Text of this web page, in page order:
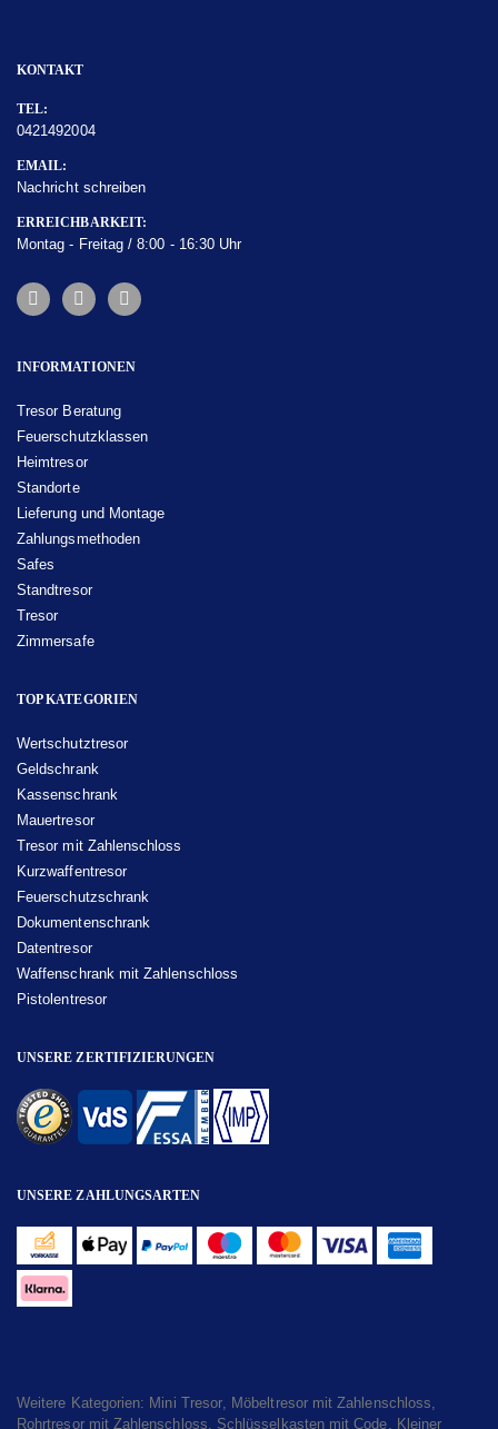
KONTAKT
TEL:
0421492004
EMAIL:
Nachricht schreiben
ERREICHBARKEIT:
Montag - Freitag / 8:00 - 16:30 Uhr
INFORMATIONEN
Tresor Beratung
Feuerschutzklassen
Heimtresor
Standorte
Lieferung und Montage
Zahlungsmethoden
Safes
Standtresor
Tresor
Zimmersafe
TOP KATEGORIEN
Wertschutztresor
Geldschrank
Kassenschrank
Mauertresor
Tresor mit Zahlenschloss
Kurzwaffentresor
Feuerschutzschrank
Dokumentenschrank
Datentresor
Waffenschrank mit Zahlenschloss
Pistolentresor
UNSERE ZERTIFIZIERUNGEN
UNSERE ZAHLUNGSARTEN
Weitere Kategorien: Mini Tresor Möbeltresor mit Zahlenschloss
Rohrtresor mit Zahlenschloss
Schlüsselkasten mit Code Kleiner